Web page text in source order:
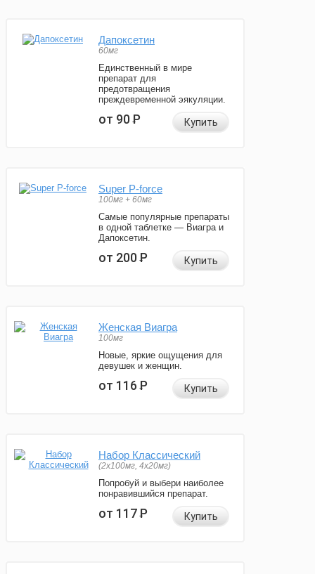
Дапоксетин
60мг
Единственный в мире
препарат для
предотвращения
преждевременной эякуляции.
от 90Р Купить
Super P-force
100мг + 60мг
Самые популярные препараты
в одной таблетке — Виагра и
Дапоксетин.
от 200Р Купить
Женская Виагра
100мг
Новые, яркие ощущения для
девушек и женщин.
от 116Р Купить
Набор Классический
(2x100мг, 4x20мг)
Попробуй и выбери наиболее
понравившийся препарат.
от 117Р Купить